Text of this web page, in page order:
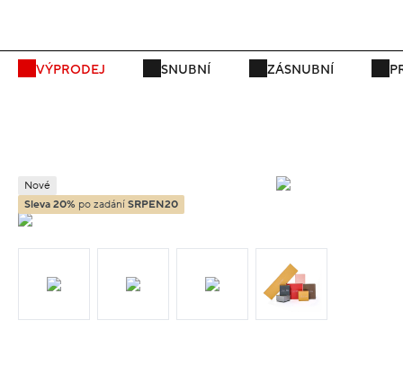
VÝPRODEJ SNUBNÍ ZÁSNUBNÍ
Nové
Sleva 20% po zadání SRPEN20